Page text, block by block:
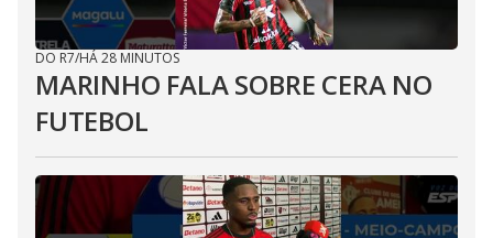
DO R7/HÁ 28 MINUTOS
MARINHO FALA SOBRE CERA NO
FUTEBOL